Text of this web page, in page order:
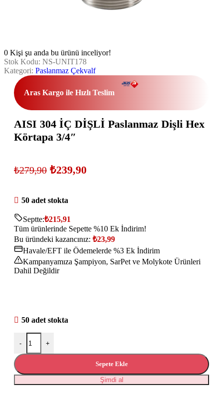
0 Kişi şu anda bu ürünü inceliyor!
Stok Kodu: NS-UNIT178
Kategori: Paslanmaz Çekvalf
Aras Kargo ile Hızlı Teslim
AISI 304 İÇ DİŞLİ Paslanmaz Dişli Hex
Körtapa 3/4″
₺279,90 ₺239,90
50 adet stokta
Septte:₺215,91
Tüm ürünlerinde Sepette %10 Ek İndirim!
Bu üründeki kazancınız: ₺23,99
Havale/EFT ile Ödemelerde %3 Ek İndirim
Kampanyamıza Şampiyon, SarPet ve Molykote Ürünleri
Dahil Değildir
50 adet stokta
- +
Sepete Ekle
Şimdi al